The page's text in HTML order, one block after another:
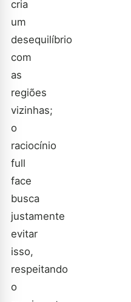
cria
um
desequilíbrio
com
as
regiões
vizinhas;
o
raciocínio
full
face
busca
justamente
evitar
isso,
respeitando
o